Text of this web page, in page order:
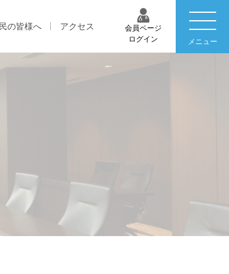
の皆様へ アクセス
会員ページ
ログイン